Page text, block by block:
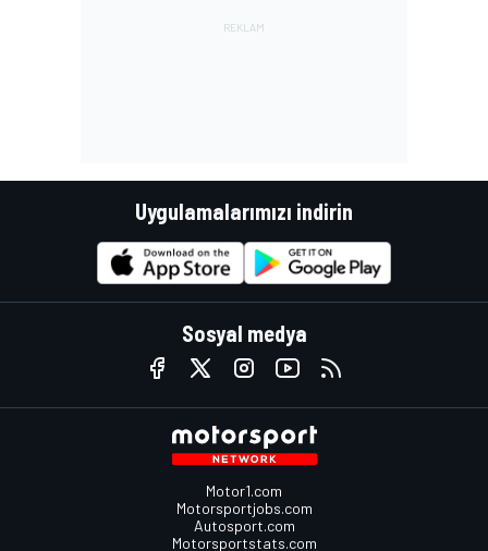
Uygulamalarımızı indirin
Sosyal medya
Motor1.com
Motorsportjobs.com
Autosport.com
Motorsportstats.com